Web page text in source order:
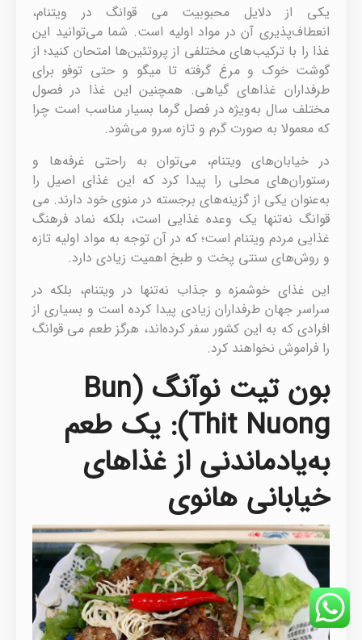
یکی از دلایل محبوبیت می قوانگ در ویتنام،
انعطاف‌پذیری آن در مواد اولیه است. شما می‌توانید این
غذا را با ترکیب‌های مختلفی از پروتئین‌ها امتحان کنید؛ از
گوشت خوک و مرغ گرفته تا میگو و حتی توفو برای
طرفداران غذاهای گیاهی. همچنین این غذا در فصول
مختلف سال به‌ویژه در فصل گرما بسیار مناسب است چرا
که معمولا به صورت گرم و تازه سرو می‌شود.
در خیابان‌های ویتنام، می‌توان به راحتی غرفه‌ها و
رستوران‌های محلی را پیدا کرد که این غذای اصیل را
به‌عنوان یکی از گزینه‌های برجسته در منوی خود دارند. می
قوانگ نه‌تنها یک وعده غذایی است، بلکه نماد فرهنگ
غذایی مردم ویتنام است؛ که در آن توجه به مواد اولیه تازه
و روش‌های سنتی پخت و طبخ اهمیت زیادی دارد.
این غذای خوشمزه و جذاب نه‌تنها در ویتنام، بلکه در
سراسر جهان طرفداران زیادی پیدا کرده است و بسیاری از
افرادی که به این کشور سفر کرده‌اند، هرگز طعم می قوانگ
را فراموش نخواهند کرد.
بون تیت نوآنگ (Bun
Thit Nuong): یک طعم
به‌یادماندنی از غذاهای
خیابانی هانوی